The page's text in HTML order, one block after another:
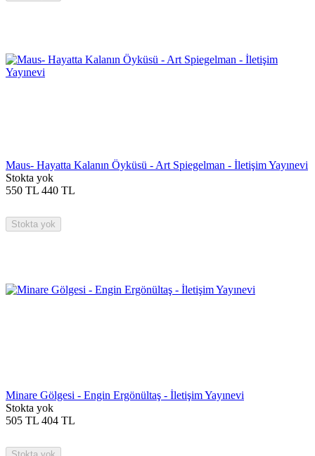
Maus- Hayatta Kalanın Öyküsü - Art Spiegelman - İletişim Yayınevi
Stokta yok
550 TL 440 TL
Stokta yok
Minare Gölgesi - Engin Ergönültaş - İletişim Yayınevi
Stokta yok
505 TL 404 TL